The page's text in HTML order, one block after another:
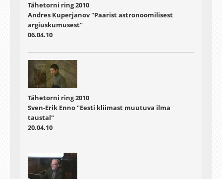
Tähetorni ring 2010
Andres Kuperjanov "Paarist astronoomilisest
argiuskumusest"
06.04.10
Tähetorni ring 2010
Sven-Erik Enno "Eesti kliimast muutuva ilma
taustal"
20.04.10